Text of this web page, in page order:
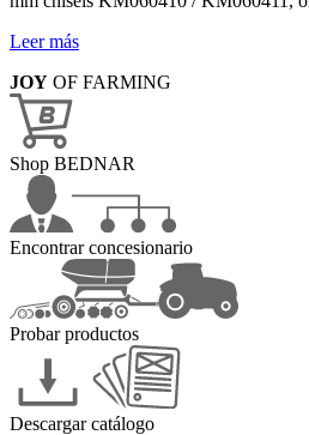
Leer más
JOY OF FARMING
Shop BEDNAR
Encontrar concesionario
Probar productos
Descargar catálogo